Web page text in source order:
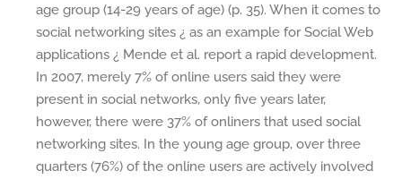
age group (14-29 years of age) (p. 35). When it comes to
social networking sites ¿ as an example for Social Web
applications ¿ Mende et al. report a rapid development.
In 2007, merely 7% of online users said they were
present in social networks, only five years later,
however, there were 37% of onliners that used social
networking sites. In the young age group, over three
quarters (76%) of the online users are actively involved